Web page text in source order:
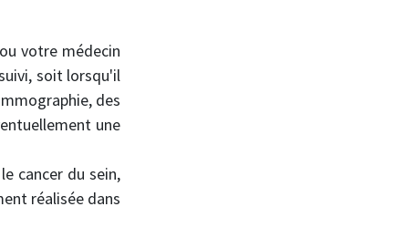
votre médecin
soit lorsqu'il
des
une
cancer du sein,
réalisée dans